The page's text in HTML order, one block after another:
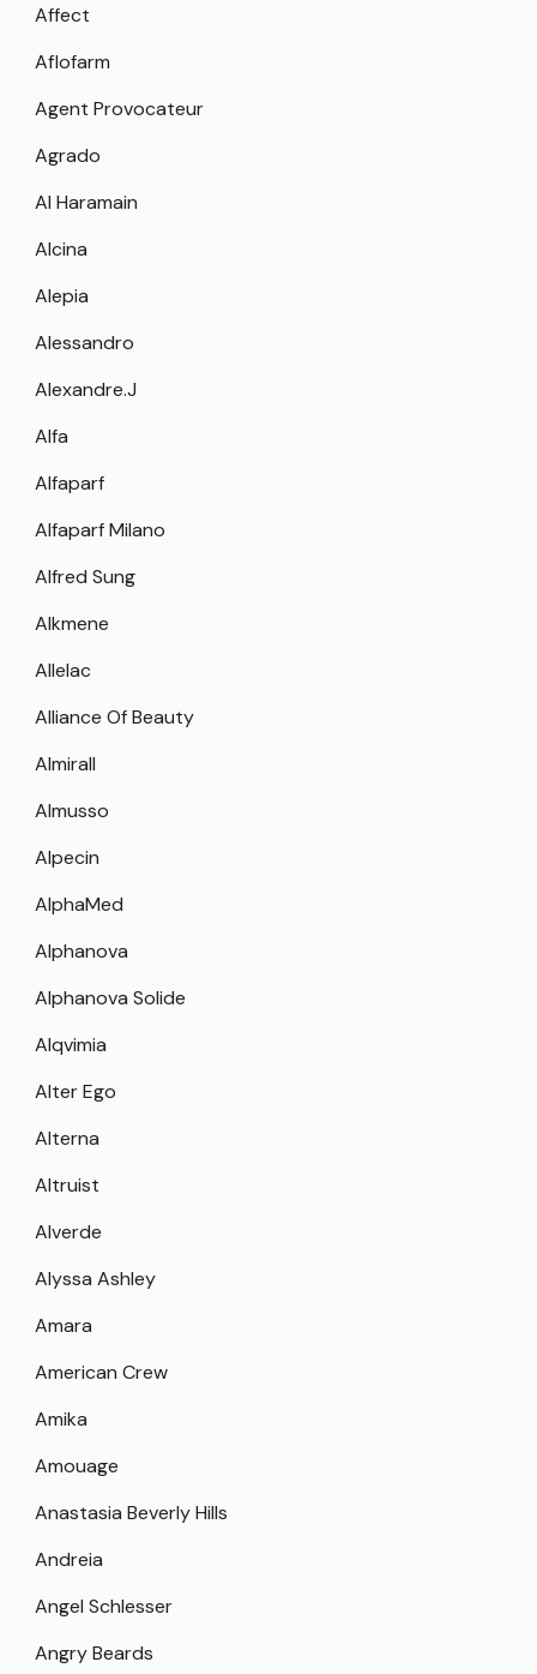
Affect
Aflofarm
Agent Provocateur
Agrado
Al Haramain
Alcina
Alepia
Alessandro
Alexandre.J
Alfa
Alfaparf
Alfaparf Milano
Alfred Sung
Alkmene
Allelac
Alliance Of Beauty
Almirall
Almusso
Alpecin
AlphaMed
Alphanova
Alphanova Solide
Alqvimia
Alter Ego
Alterna
Altruist
Alverde
Alyssa Ashley
Amara
American Crew
Amika
Amouage
Anastasia Beverly Hills
Andreia
Angel Schlesser
Angry Beards